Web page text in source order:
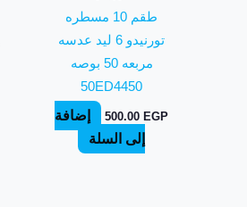
طقم 10 مسطره
تورنيدو 6 ليد عدسه
مربعه 50 بوصه
50ED4450
500.00 EGP
إضافة
إلى السلة